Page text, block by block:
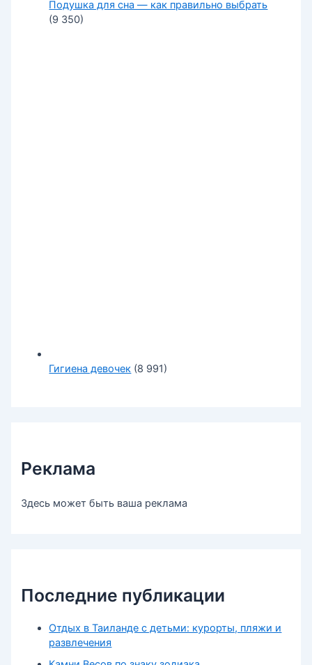
Подушка для сна — как правильно выбрать
(9 350)
Гигиена девочек (8 991)
Реклама
Здесь может быть ваша реклама
Последние публикации
Отдых в Таиланде с детьми: курорты, пляжи и
развлечения